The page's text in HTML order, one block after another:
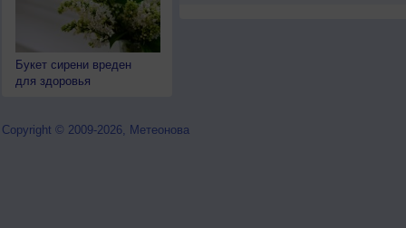
Букет сирени вреден
для здоровья
Copyright © 2009-2026, Метеонова